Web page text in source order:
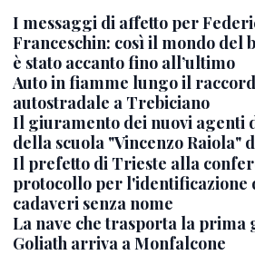
I messaggi di affetto per
Franceschin: così il mondo del
è stato accanto fino all’ultimo
Auto in fiamme lungo il
autostradale a Trebiciano
Il giuramento dei nuovi agenti
della scuola "Vincenzo Raiola"
Il prefetto di Trieste alla
protocollo per l'identificazione
cadaveri senza nome
La nave che trasporta la prima
Goliath arriva a Monfalcone